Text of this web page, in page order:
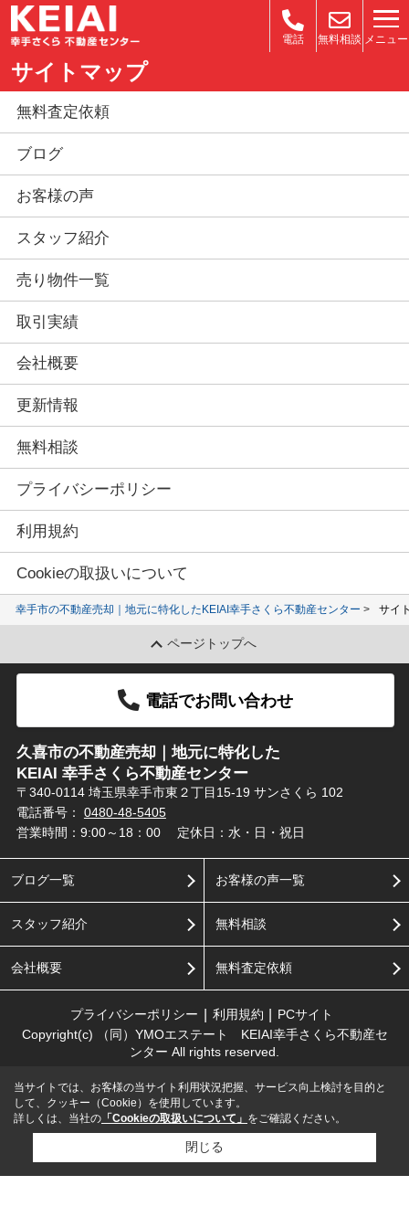
電話 無料相談 メニュー
サイトマップ
無料査定依頼
ブログ
お客様の声
スタッフ紹介
売り物件一覧
取引実績
会社概要
更新情報
無料相談
プライバシーポリシー
利用規約
Cookieの取扱いについて
幸手市の不動産売却｜地元に特化したKEIAI幸手さくら不動産センター サイ
ページトップへ
電話でお問い合わせ
久喜市の不動産売却｜地元に特化した
KEIAI 幸手さくら不動産センター
〒340-0114 埼玉県幸手市東２丁目15-19 サンさくら 102
電話番号： 0480-48-5405
営業時間：9:00～18：00
定休日：水・日・祝日
ブログ一覧
スタッフ紹介
会社概要
お客様の声一覧
無料相談
無料査定依頼
プライバシーポリシー 利用規約
PCサイト
Copyright(c) （同）YMOエステート KEIAI幸手さくら不動産セ
ンター All rights reserved.
当サイトでは、お客様の当サイト利用状況把握、サービス向上検討を目的と
して、クッキー（Cookie）を使用しています。
詳しくは、当社の 「Cookieの取扱いについて」 をご確認ください。
閉じる